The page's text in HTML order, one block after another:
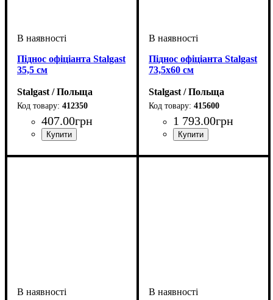
Піднос офіціанта Stalgast
35,5 см
Stalgast / Польща
412350
407.00грн
Піднос офіціанта Stalgast
73,5х60 см
Stalgast / Польща
415600
1 793.00грн